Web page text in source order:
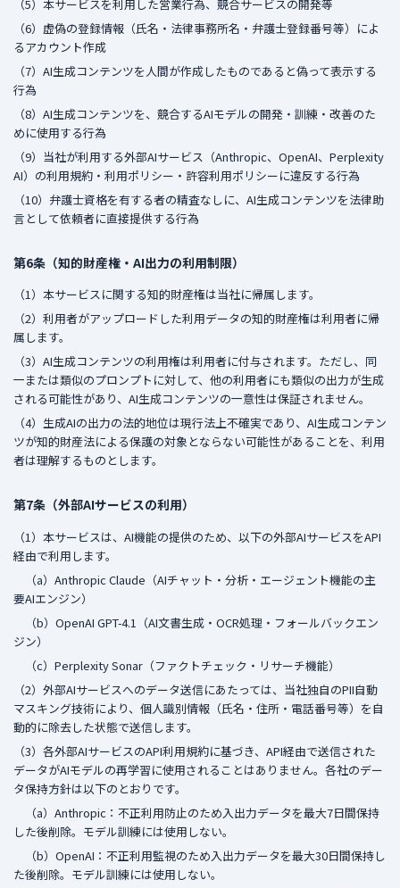
（5）本サービスを利用した営業行為、競合サービスの開発等
（6）虚偽の登録情報（氏名・法律事務所名・弁護士登録番号等）によ
るアカウント作成
（7）AI生成コンテンツを人間が作成したものであると偽って表示する
行為
（8）AI生成コンテンツを、競合するAIモデルの開発・訓練・改善のた
めに使用する行為
（9）当社が利用する外部AIサービス（Anthropic、OpenAI、Perplexity
AI）の利用規約・利用ポリシー・許容利用ポリシーに違反する行為
（10）弁護士資格を有する者の精査なしに、AI生成コンテンツを法律助
言として依頼者に直接提供する行為
第6条（知的財産権・AI出力の利用制限）
（1）本サービスに関する知的財産権は当社に帰属します。
（2）利用者がアップロードした利用データの知的財産権は利用者に帰
属します。
（3）AI生成コンテンツの利用権は利用者に付与されます。ただし、同
一または類似のプロンプトに対して、他の利用者にも類似の出力が生成
される可能性があり、AI生成コンテンツの一意性は保証されません。
（4）生成AIの出力の法的地位は現行法上不確実であり、AI生成コンテン
ツが知的財産法による保護の対象とならない可能性があることを、利用
者は理解するものとします。
第7条（外部AIサービスの利用）
（1）本サービスは、AI機能の提供のため、以下の外部AIサービスをAPI
経由で利用します。
（a）Anthropic Claude（AIチャット・分析・エージェント機能の主
要AIエンジン）
（b）OpenAI GPT-4.1（AI文書生成・OCR処理・フォールバックエン
ジン）
（c）Perplexity Sonar（ファクトチェック・リサーチ機能）
（2）外部AIサービスへのデータ送信にあたっては、当社独自のPII自動
マスキング技術により、個人識別情報（氏名・住所・電話番号等）を自
動的に除去した状態で送信します。
（3）各外部AIサービスのAPI利用規約に基づき、API経由で送信された
データがAIモデルの再学習に使用されることはありません。各社のデー
タ保持方針は以下のとおりです。
（a）Anthropic：不正利用防止のため入出力データを最大7日間保持
した後削除。モデル訓練には使用しない。
（b）OpenAI：不正利用監視のため入出力データを最大30日間保持し
た後削除。モデル訓練には使用しない。